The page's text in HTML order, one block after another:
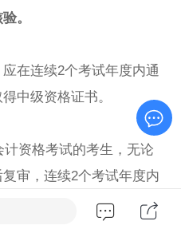
。
在连续2个考试年度内通
中级资格证书。
资格考试的考生，无论
审，连续2个考试年度内
证书领取即可，预计